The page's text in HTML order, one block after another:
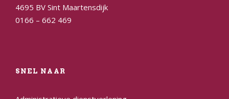
4695 BV Sint Maartensdijk
0166 – 662 469
SNEL NAAR